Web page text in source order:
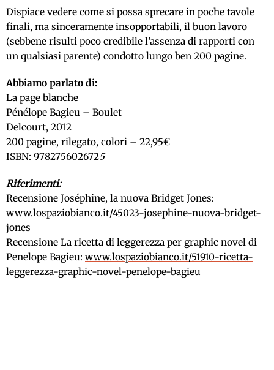
Dispiace vedere come si possa sprecare in poche tavole
finali, ma sinceramente insopportabili, il buon lavoro
(sebbene risulti poco credibile l’assenza di rapporti con
un qualsiasi parente) condotto lungo ben 200 pagine.
Abbiamo parlato di:
La page blanche
Pénélope Bagieu – Boulet
Delcourt, 2012
200 pagine, rilegato, colori – 22,95€
ISBN: 9782756026725
Riferimenti:
Recensione Joséphine, la nuova Bridget Jones:
www.lospaziobianco.it/45023-josephine-nuova-bridget-
jones
Recensione La ricetta di leggerezza per graphic novel di
Penelope Bagieu: www.lospaziobianco.it/51910-ricetta-
leggerezza-graphic-novel-penelope-bagieu